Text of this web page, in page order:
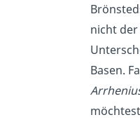
nicht
Basen.